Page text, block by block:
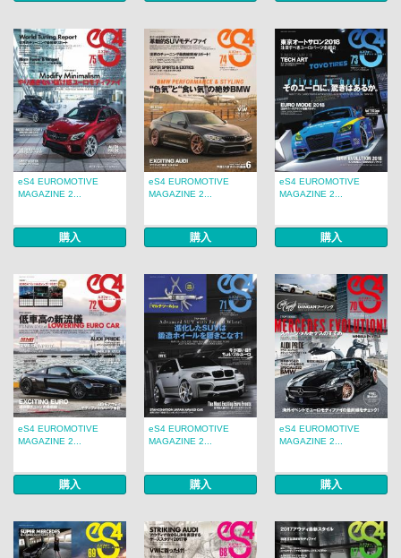
eS4 EUROMOTIVE
MAGAZINE 2...
購入
eS4 EUROMOTIVE
MAGAZINE 2...
購入
eS4 EUROMOTIVE
MAGAZINE 2...
購入
eS4 EUROMOTIVE
MAGAZINE 2...
購入
eS4 EUROMOTIVE
MAGAZINE 2...
購入
eS4 EUROMOTIVE
MAGAZINE 2...
購入